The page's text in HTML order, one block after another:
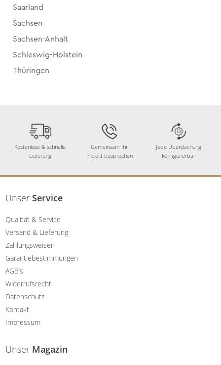
Saarland
Sachsen
Sachsen-Anhalt
Schleswig-Holstein
Thüringen
Kostenlose & schnelle
Lieferung
Gemeinsam Ihr
Projekt besprechen
Jede Überdachung
konfigurierbar
UnserService
Qualität & Service
Versand & Lieferung
Zahlungsweisen
Garantiebestimmungen
AGB’s
Widerrufsrecht
Datenschutz
Kontakt
Impressum
Unser Magazin